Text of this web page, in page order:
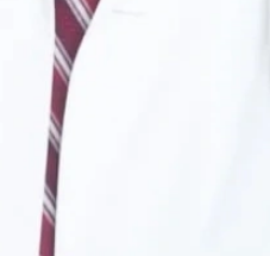
ампулы
алкоголиков
наркозависимых
людей
Лицензии и сертификаты
Отзывы
Цены
Контакты